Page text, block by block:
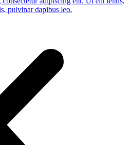
pulvinar dapibus leo.